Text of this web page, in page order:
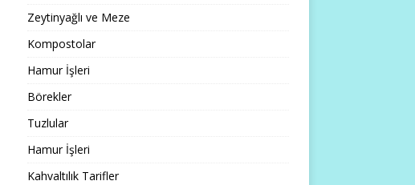
Zeytinyağlı ve Meze
Kompostolar
Hamur İşleri
Börekler
Tuzlular
Hamur İşleri
Kahvaltılık Tarifler